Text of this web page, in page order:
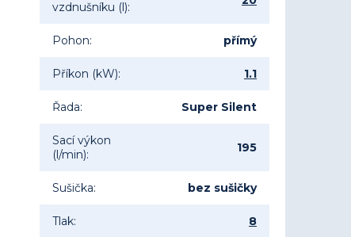
vzdnušníku (l):
Pohon: přímý
Příkon (kW): 1.1
Řada: Super Silent
Sací výkon
(l/min): 195
Sušička: bez sušičky
Tlak: 8